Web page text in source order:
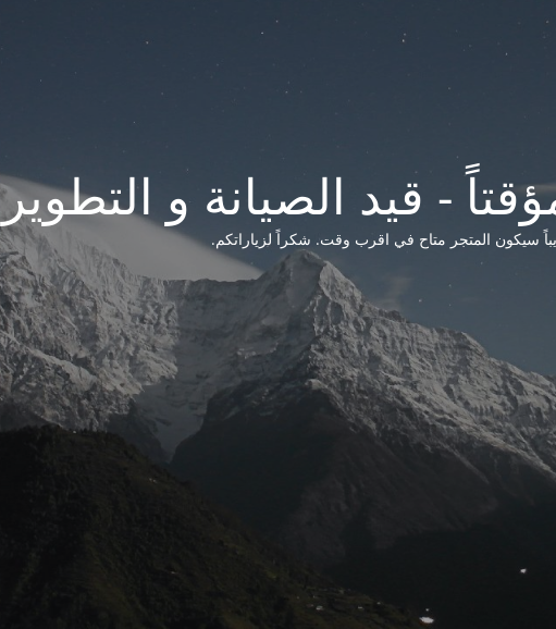
- قيد الصيانة و التطوير
سيكون المتجر متاح في اقرب وقت. شكراً لزياراتكم.